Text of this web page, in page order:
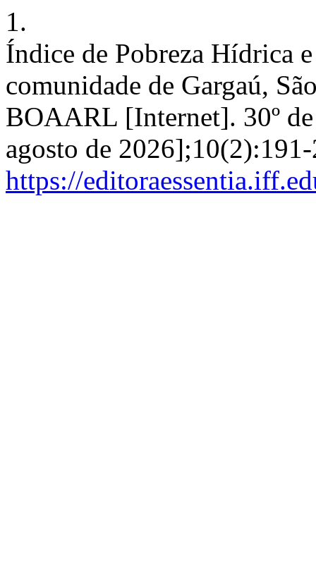
1.
Índice de Pobreza Hídrica
comunidade de Gargaú,
BOAARL [Internet]. 30º
agosto de
https://